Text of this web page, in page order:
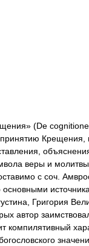
(De
Крещения,
веры и
с соч.
основными
Григория
автор
компилятивный